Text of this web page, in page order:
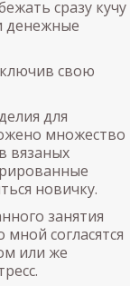
сразу кучу
денежные
свою
для
множество
вязаных
новичку.
занятия
согласятся
или же